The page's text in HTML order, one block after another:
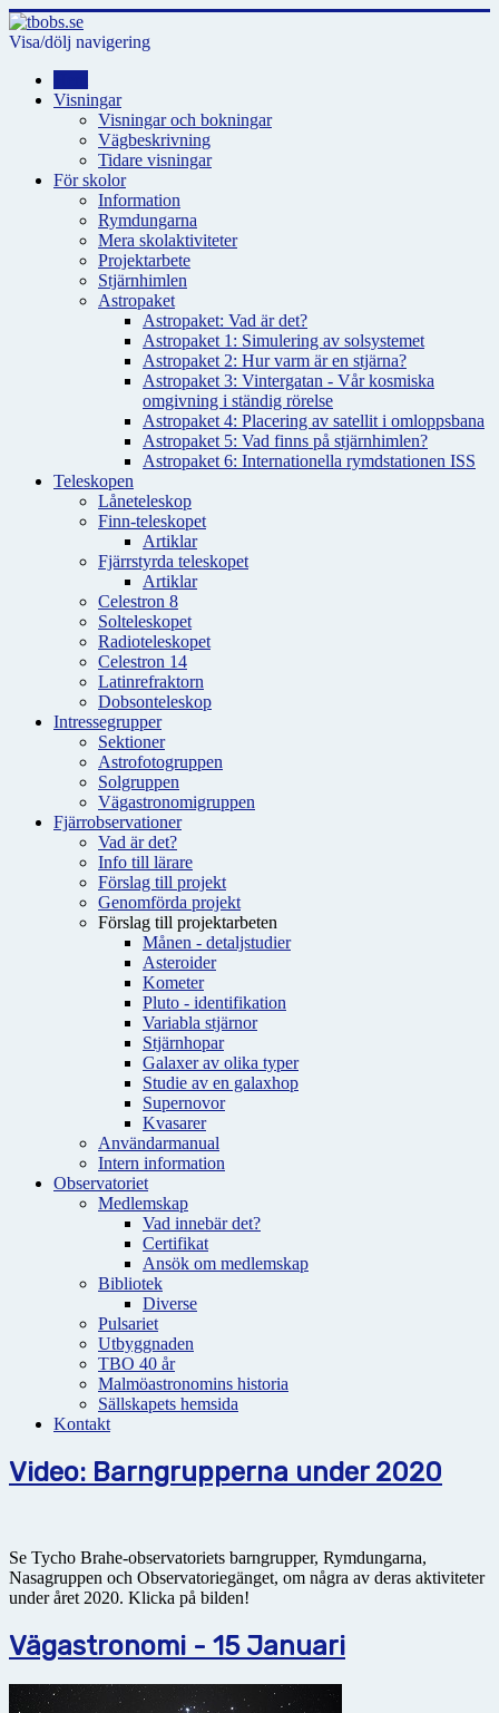
Visa/dölj navigering
Visningar
Visningar och bokningar
Vägbeskrivning
Tidare visningar
För skolor
Information
Rymdungarna
Mera skolaktiviteter
Projektarbete
Stjärnhimlen
Astropaket
Astropaket: Vad är det?
Astropaket 1: Simulering av solsystemet
Astropaket 2: Hur varm är en stjärna?
Astropaket 3: Vintergatan - Vår kosmiska
omgivning i ständig rörelse
Astropaket 4: Placering av satellit i omloppsbana
Astropaket 5: Vad finns på stjärnhimlen?
Astropaket 6: Internationella rymdstationen ISS
Teleskopen
Låneteleskop
Finn-teleskopet
Artiklar
Fjärrstyrda teleskopet
Artiklar
Celestron 8
Solteleskopet
Radioteleskopet
Celestron 14
Latinrefraktorn
Dobsonteleskop
Intressegrupper
Sektioner
Astrofotogruppen
Solgruppen
Vägastronomigruppen
Fjärrobservationer
Vad är det?
Info till lärare
Förslag till projekt
Genomförda projekt
Förslag till projektarbeten
Månen - detaljstudier
Asteroider
Kometer
Pluto - identifikation
Variabla stjärnor
Stjärnhopar
Galaxer av olika typer
Studie av en galaxhop
Supernovor
Kvasarer
Användarmanual
Intern information
Observatoriet
Medlemskap
Vad innebär det?
Certifikat
Ansök om medlemskap
Bibliotek
Diverse
Pulsariet
Utbyggnaden
TBO 40 år
Malmöastronomins historia
Sällskapets hemsida
Kontakt
Video: Barngrupperna under 2020
Se Tycho Brahe-observatoriets barngrupper, Rymdungarna,
Nasagruppen och Observatoriegänget, om några av deras aktiviteter
under året 2020. Klicka på bilden!
Vägastronomi - 15 Januari